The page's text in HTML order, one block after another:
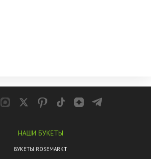
НАШИ БУКЕТЫ
БУКЕТЫ ROSEMARKT